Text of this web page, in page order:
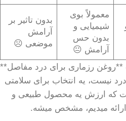
معمولاً بوی
شیمیایی و
بدون حس
آرامش 😐
بدون تاثیر بر
آرامش
موضعی ☹️
**روغن رزماری برای درد مفاصل**
نیست، یه انتخاب برای سلامتی
که ارزش یه محصول طبیعی و
میدیم، مشخص میشه.